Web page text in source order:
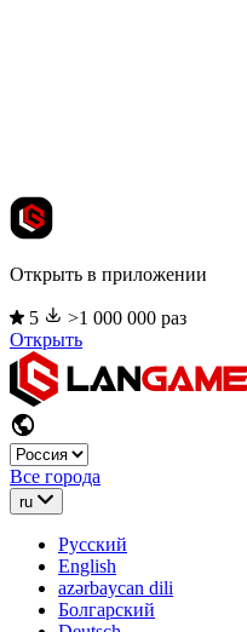
Открыть в приложении
5
>1 000 000 раз
Открыть
Все города
ru
Русский
English
azərbaycan dili
Болгарский